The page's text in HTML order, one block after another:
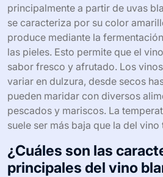
principalmente a partir de uvas
se caracteriza por su color
produce mediante la
las pieles. Esto permite que el
sabor fresco y afrutado. Los
variar en dulzura, desde secos
pueden maridar con diversos
pescados y mariscos. La
suele ser más baja que la del vino
¿Cuáles son las
principales del vino